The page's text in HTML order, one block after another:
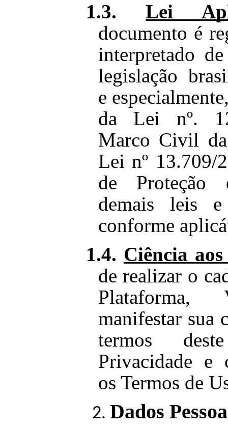
1.3.
Lei
documento é
interpretado
legislação
e
da Lei nº.
Marco Civil
Lei nº 13.709/
de Proteção
demais leis e
conforme
1.4. Ciência
de realizar o
Plataforma,
manifestar sua
termos
Privacidade e
os Termos de
Dados